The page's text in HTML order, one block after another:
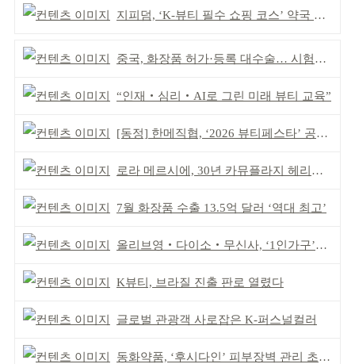
지피덤, ‘K-뷰티 필수 쇼핑 코스’ 약국 공략
중국, 화장품 허가·등록 대수술… 시험자료 공용 허용
“인재‧심리‧AI로 그린 미래 뷰티 교육”
[동정] 한메직협, ‘2026 뷰티페스타’ 공동 주최
로라 메르시에, 30년 카뮤플라지 헤리티지 담아
7월 화장품 수출 13.5억 달러 ‘역대 최고’
올리브영‧다이소‧무신사, ‘1인가구’가 이끈다
K뷰티, 브라질 진출 판로 열렸다
글로벌 관광객 사로잡은 K-퍼스널컬러
동화약품, ‘후시다인’ 피부장벽 관리 초점 ‘리브랜딩’